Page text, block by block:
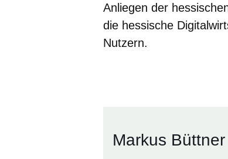
Anliegen der
die hessische
Nutzern.
Markus Büttner